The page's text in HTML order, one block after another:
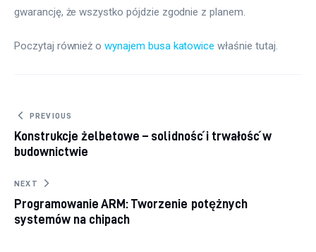
gwarancję, że wszystko pójdzie zgodnie z planem.
Poczytaj również o wynajem busa katowice właśnie tutaj.
Nawigacja wpisu
PREVIOUS
Konstrukcje żelbetowe – solidność i trwałość w
budownictwie
NEXT
Programowanie ARM: Tworzenie potężnych
systemów na chipach